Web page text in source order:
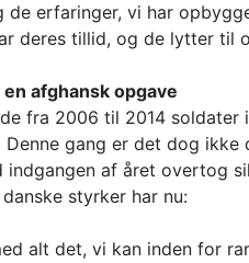
de erfaringer, vi har
deres tillid, og de lytter til
afghansk opgave
fra 2006 til 2014
Denne gang er det dog
indgangen af året overtog
styrker har nu:
alt det, vi kan inden for